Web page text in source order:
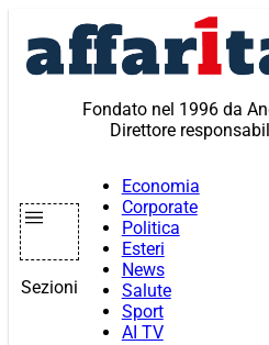
contenuto
Fondato nel 1996 da
Direttore
Sezioni
Economia
Corporate
Politica
Esteri
News
Salute
Sport
AI TV